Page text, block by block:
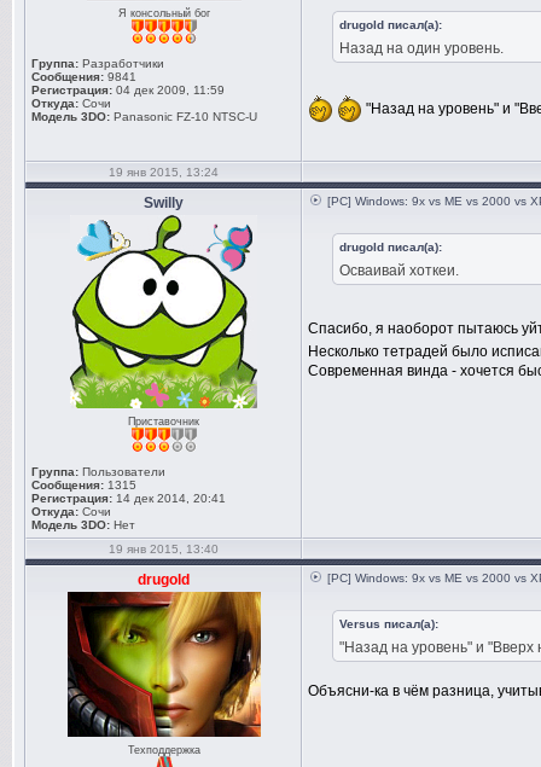
Я консольный бог
Группа: Разработчики
Сообщения: 9841
Регистрация: 04 дек 2009, 11:59
Откуда: Сочи
Модель 3DO: Panasonic FZ-10 NTSC-U
drugold писал(а):
Назад на один уровень.
"Назад на уровень" и
19 янв 2015, 13:24
Swilly
Приставочник
Группа: Пользователи
Сообщения: 1315
Регистрация: 14 дек 2014, 20:41
Откуда: Сочи
Модель 3DO: Нет
[PC] Windows: 9x vs ME vs 2000 vs
drugold писал(а):
Осваивай хоткеи.
Спасибо, я наоборот пытаюсь
Несколько тетрадей было
Современная винда - хочется
19 янв 2015, 13:40
drugold
Техподдержка
[PC] Windows: 9x vs ME vs 2000 vs
Versus писал(а):
"Назад на уровень" и
Объясни-ка в чём разница,